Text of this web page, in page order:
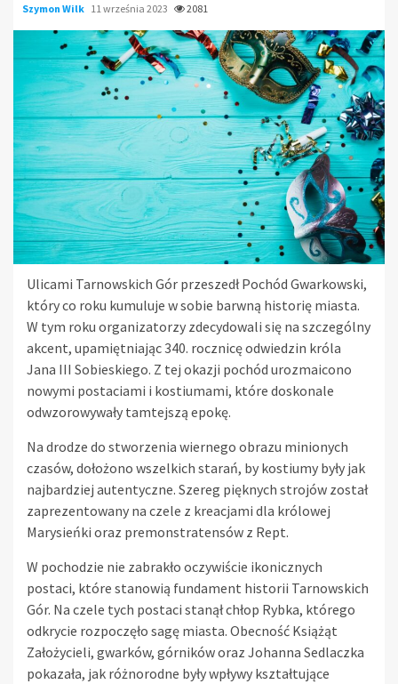
Szymon Wilk 11 września 2023 2081
Ulicami Tarnowskich Gór przeszedł Pochód Gwarkowski,
który co roku kumuluje w sobie barwną historię miasta.
W tym roku organizatorzy zdecydowali się na szczególny
akcent, upamiętniając 340. rocznicę odwiedzin króla
Jana III Sobieskiego. Z tej okazji pochód urozmaicono
nowymi postaciami i kostiumami, które doskonale
odwzorowywały tamtejszą epokę.
Na drodze do stworzenia wiernego obrazu minionych
czasów, dołożono wszelkich starań, by kostiumy były jak
najbardziej autentyczne. Szereg pięknych strojów został
zaprezentowany na czele z kreacjami dla królowej
Marysieńki oraz premonstratensów z Rept.
W pochodzie nie zabrakło oczywiście ikonicznych
postaci, które stanowią fundament historii Tarnowskich
Gór. Na czele tych postaci stanął chłop Rybka, którego
odkrycie rozpoczęło sagę miasta. Obecność Książąt
Założycieli, gwarków, górników oraz Johanna Sedlaczka
pokazała, jak różnorodne były wpływy kształtujące